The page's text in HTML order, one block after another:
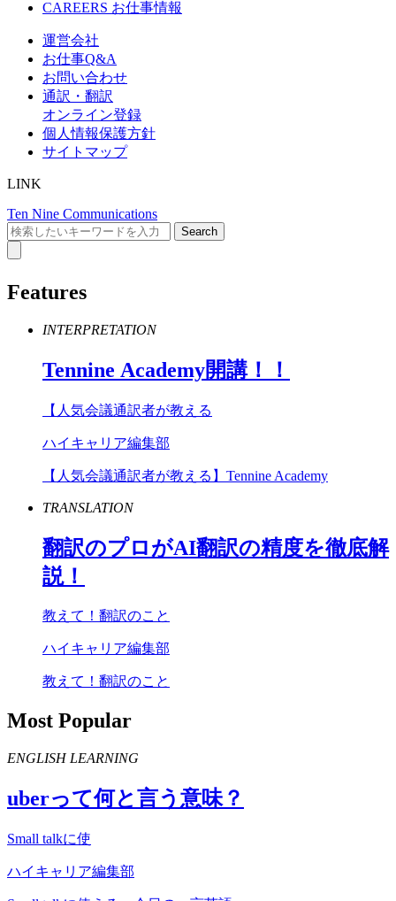
CAREERS お仕事情報
運営会社
お仕事Q&A
お問い合わせ
通訳・翻訳
オンライン登録
個人情報保護方針
サイトマップ
LINK
Ten Nine Communications
Features
INTERPRETATION
Tennine Academy開講！！
【人気会議通訳者が教える
ハイキャリア編集部
【人気会議通訳者が教える】Tennine Academy
TRANSLATION
翻訳のプロがAI翻訳の精度を徹底解
説！
教えて！翻訳のこと
ハイキャリア編集部
教えて！翻訳のこと
Most Popular
ENGLISH LEARNING
uberって何と言う意味？
Small talkに使
ハイキャリア編集部